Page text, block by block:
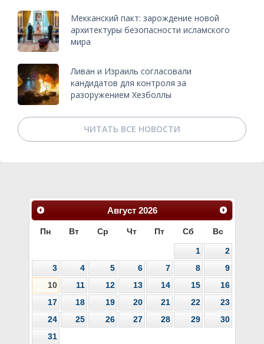
Мекканский пакт: зарождение новой
архитектуры безопасности исламского
мира
Ливан и Израиль согласовали
кандидатов для контроля за
разоружением Хезболлы
ЧИТАТЬ ВСЕ НОВОСТИ
Август 2026
Пн Вт Ср Чт Пт Сб Вс
1
2
3
4 5 6 7 8
9
10
11 12 13 14 15
16
17
18 19 20 21 22
23
24
25 26 27 28 29
30
31